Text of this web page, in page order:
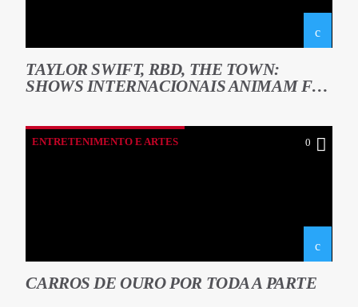
TAYLOR SWIFT, RBD, THE TOWN:
SHOWS INTERNACIONAIS ANIMAM FÃS
ENTRETENIMENTO E ARTES 0
CARROS DE OURO POR TODA A PARTE